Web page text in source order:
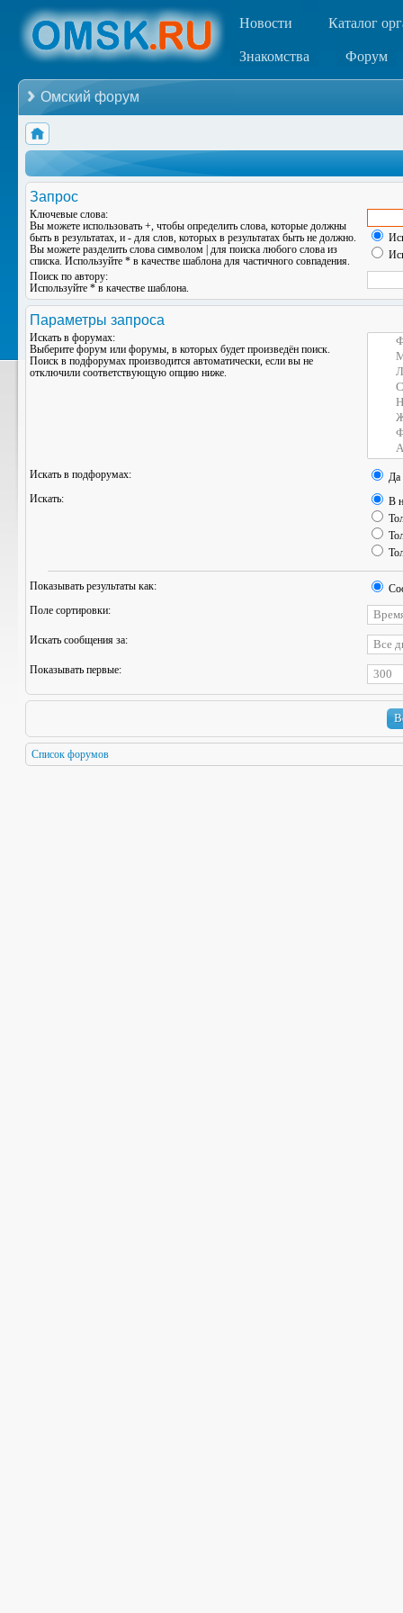
Новости Каталог
Знакомства Форум
Омский форум
Запрос
Ключевые слова:
Вы можете использовать +, чтобы определить слова, которые должны
быть в результатах, и - для слов, которых в результатах быть не должно.
Вы можете разделить слова символом для поиска любого слова из
списка. Используйте * в качестве шаблона для частичного совпадения.
Поиск по автору:
Используйте * в качестве шаблона.
Параметры запроса
Искать в форумах:
Выберите форум или форумы, в которых будет произведён поиск.
Поиск в подфорумах производится автоматически, если вы не
отключили соответствующую опцию ниже.
Искать в подфорумах:
Да
Искать:
В
Показывать результаты как:
Поле сортировки:
Искать сообщения за:
Показывать первые:
Список форумов